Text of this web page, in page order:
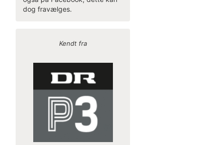
dog fravælges.
Kendt fra